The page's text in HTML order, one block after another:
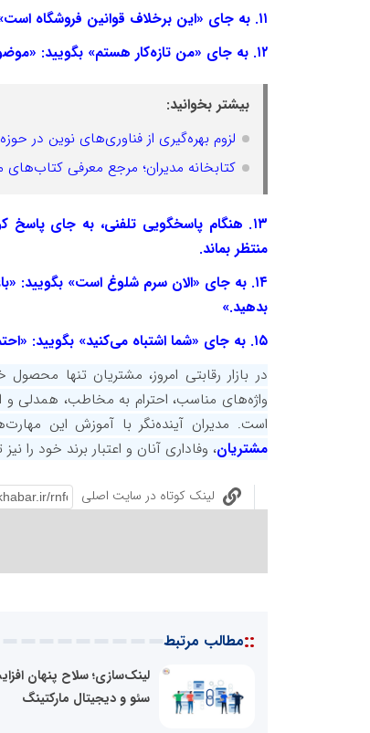
۱۱. به جای «این برخلاف قوانین فروشگاه است» بگویید: «اجازه بدهید ببینم چه راه‌حلی می‌توانیم برای شما پیدا کنیم.»
۱۲. به جای «من تازه‌کار هستم» بگویید: «موضوع را با دقت بررسی می‌کنم تا بهترین پاسخ را خدمتتان ارائه دهم.»
بیشتر بخوانید:
لزوم بهره‌گیری از فناوری‌های نوین در
کتابخانه مدیران؛ مرجع معرفی
۱۳. هنگام پاسخگویی تلفنی، به جای
منتظر بماند.
۱۴. به جای «الان سرم شلوغ است»
بدهید.»
۱۵. به جای «شما اشتباه می‌کنید» بگویید: «احتمالاً سوءتفاهمی پیش آمده است؛ اجازه بدهید با هم بررسی کنیم.»
در بازار رقابتی امروز، مشتریان تنها
واژه‌های مناسب، احترام به مخاطب، همدلی و
است. مدیران آینده‌نگر با آموزش این
مشتریان، وفاداری آنان و اعتبار برند خود را
لینک کوتاه در سایت اصلی
::مطالب مرتبط
لینک‌سازی؛ سلاح پنهان
سئو و دیجیتال مارکتینگ